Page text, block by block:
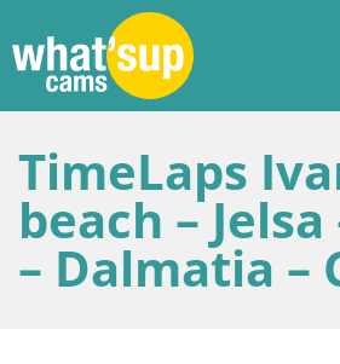
TimeLaps
beach –
– Dalmatia –